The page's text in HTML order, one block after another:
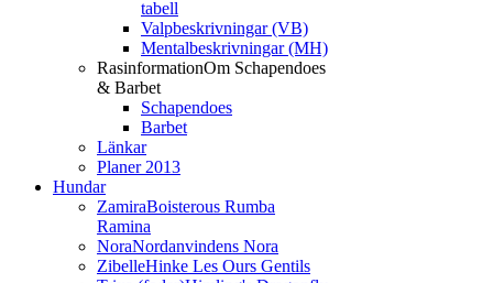
tabell
Valpbeskrivningar (VB)
Mentalbeskrivningar (MH)
RasinformationOm Schapendoes
& Barbet
Schapendoes
Barbet
Länkar
Planer 2013
Hundar
ZamiraBoisterous Rumba
Ramina
NoraNordanvindens Nora
ZibelleHinke Les Ours Gentils